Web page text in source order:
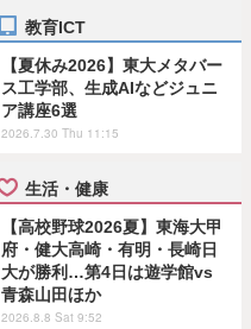
教育ICT
【夏休み2026】東大メタバー
ス工学部、生成AIなどジュニ
ア講座6選
2026.7.30 Thu 11:15
生活・健康
【高校野球2026夏】東海大甲
府・健大高崎・有明・長崎日
大が勝利…第4日は遊学館vs
青森山田ほか
2026.8.8 Sat 9:52